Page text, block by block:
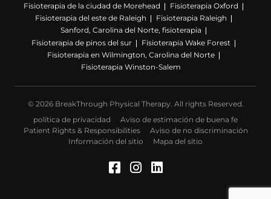
Fisioterapia de la ciudad de Morehead
Fisioterapia Oxford
Fisioterapia del este de Raleigh
Fisioterapia Raleigh
Sanford, Carolina del Norte, fisioterapia
Fisioterapia de pinos del sur
Fisioterapia Wake Forest
Fisioterapia en Wilmington, Carolina del Norte
Fisioterapia Winston-Salem
© 2026 BreakThrough Physical Therapy. All rights Reserved.
política de privacidad
Aviso de estimación de buena fe
Patient Rights & Responsibilities
Aviso de no discriminación
Información del sitio
Mapa del sitio
Facebook (Se abre en
Instagram (Se abre
LinkedIn (Se